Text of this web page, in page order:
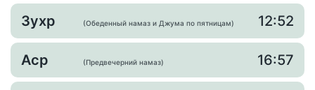
Зухр (Обеденный намаз и Джума по пятницам) 12:52
Аср (Предвечерний намаз) 16:57